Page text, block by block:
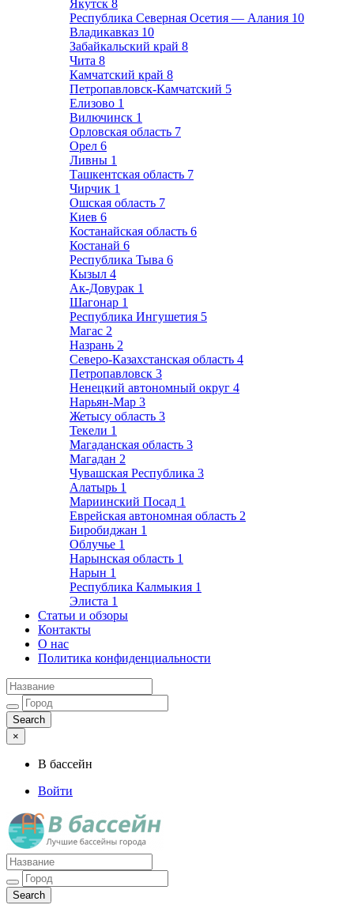
Якутск 8
Республика Северная Осетия — Алания 10
Владикавказ 10
Забайкальский край 8
Чита 8
Камчатский край 8
Петропавловск-Камчатский 5
Елизово 1
Вилючинск 1
Орловская область 7
Орел 6
Ливны 1
Ташкентская область 7
Чирчик 1
Ошская область 7
Киев 6
Костанайская область 6
Костанай 6
Республика Тыва 6
Кызыл 4
Ак-Довурак 1
Шагонар 1
Республика Ингушетия 5
Магас 2
Назрань 2
Северо-Казахстанская область 4
Петропавловск 3
Ненецкий автономный округ 4
Нарьян-Мар 3
Жетысу область 3
Текели 1
Магаданская область 3
Магадан 2
Чувашская Республика 3
Алатырь 1
Мариинский Посад 1
Еврейская автономная область 2
Биробиджан 1
Облучье 1
Нарынская область 1
Нарын 1
Республика Калмыкия 1
Элиста 1
Статьи и обзоры
Контакты
О нас
Политика конфиденциальности
×
В бассейн
Войти
Лучшие бассейны города